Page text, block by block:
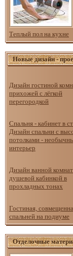
Теплый пол на кухне
Новые дизайн -
Дизайн гостиной
прихожей с лёгкой
перегородкой
Спальня - кабинет в
Дизайн спальни с
потолками -
интерьер
Дизайн ванной
душевой кабинкой в
прохладных тонах
Гостиная,
спальней на подиуме
Отделочные